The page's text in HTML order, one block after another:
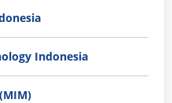
Indonesia